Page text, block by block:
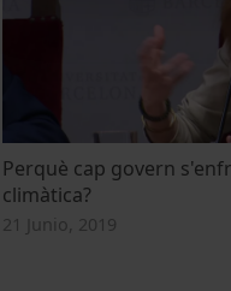
Perquè cap govern
climàtica?
21 Junio, 2019